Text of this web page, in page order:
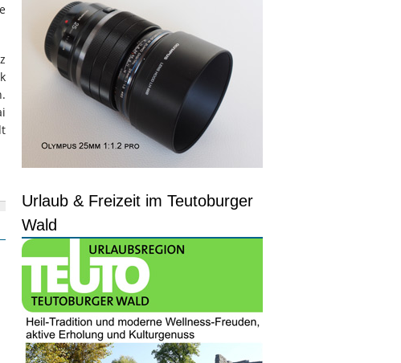
Urlaub & Freizeit im Teutoburger
Wald